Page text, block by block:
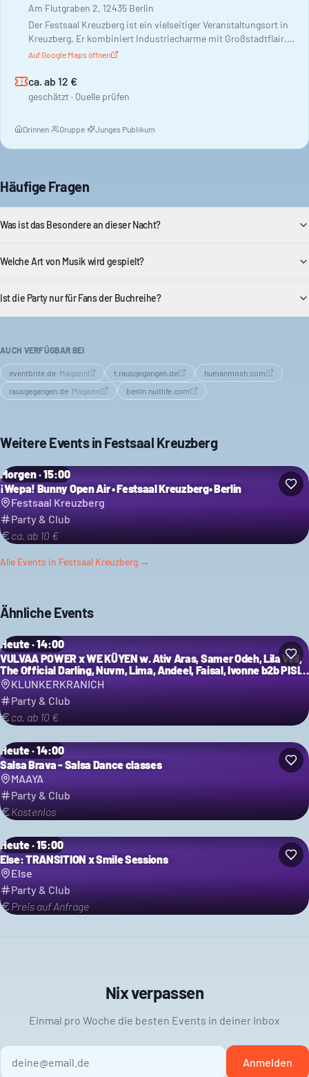
Am Flutgraben 2, 12435 Berlin
Der Festsaal Kreuzberg ist ein vielseitiger Veranstaltungsort in
Kreuzberg. Er kombiniert Industriecharme mit Großstadtflair.
Hier finden Konzerte, Partys, Konferenzen und Firmenevents
Biergarten, Gewächshaus und der eigentliche Festsaal bieten
dafür Platz. Du findest hier Steh- und Sitzmöglichkeiten,
Auf Google Maps öffnen
ca. ab 12 €
geschätzt · Quelle prüfen
Drinnen· Gruppe· Junges Publikum
Häufige Fragen
Was ist das Besondere an dieser Nacht?
Welche Art von Musik wird gespielt?
Ist die Party nur für Fans der Buchreihe?
AUCH VERFÜGBAR BEI
eventbrite.de· Magazin t.rausgegangen.de
humanmosh.com
rausgegangen.de· Magazin berlin.nuitlife.com
Weitere Events in Festsaal Kreuzberg
Morgen · 15:00
¡Wepa! Bunny Open Air • Festsaal Kreuzberg• Berlin
Festsaal Kreuzberg
Party & Club
ca. ab 10 €
Alle Events in Festsaal Kreuzberg →
Ähnliche Events
Heute · 14:00
VULVAA POWER x WE KÜYEN w. Ativ Aras, Samer Odeh, Lila Veil,
The Official Darling, Nuvm, Lima, Andeel, Faisal, Ivonne b2b PISI,
LFKN B2B AP Solis uvm.
KLUNKERKRANICH
Party & Club
ca. ab 10 €
Heute · 14:00
Salsa Brava - Salsa Dance classes
MAAYA
Party & Club
Kostenlos
Heute · 15:00
Else: TRANSITION x Smile Sessions
Else
Party & Club
Preis auf Anfrage
Nix verpassen
Einmal pro Woche die besten Events in deiner Inbox
Anmelden